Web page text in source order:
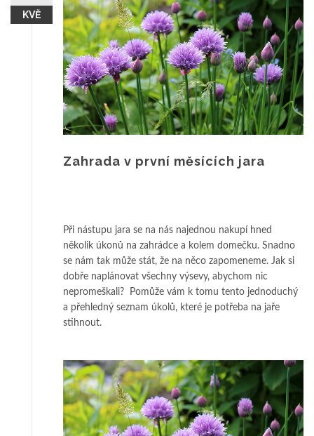
KVĚ
Zahrada v první měsících jara
Při nástupu jara se na nás najednou nakupí hned
několik úkonů na zahrádce a kolem domečku. Snadno
se nám tak může stát, že na něco zapomeneme. Jak si
dobře naplánovat všechny výsevy, abychom nic
nepromeškali? Pomůže vám k tomu tento jednoduchý
a přehledný seznam úkolů, které je potřeba na jaře
stihnout.